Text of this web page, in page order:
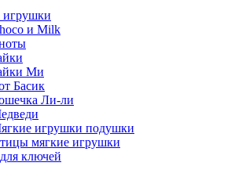
игрушки
и Milk
Ми
Басик
Ли-ли
игрушки подушки
мягкие игрушки
ключей